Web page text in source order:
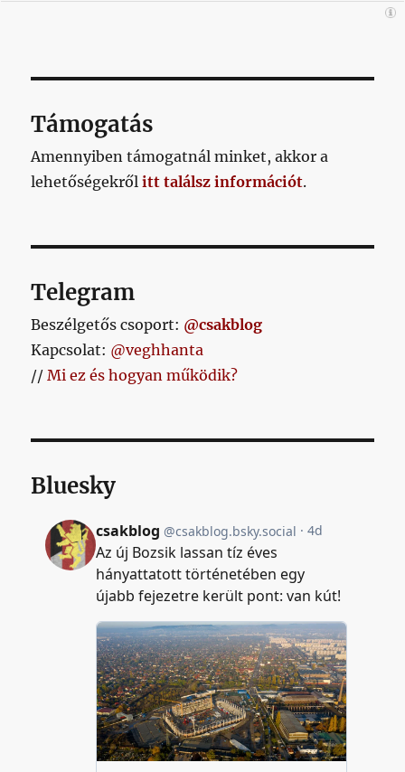
Támogatás
Amennyiben támogatnál minket, akkor a
lehetőségekrőlitt találsz információt.
Telegram
Beszélgetős csoport: @csakblog
Kapcsolat: @veghhanta
//Mi ez és hogyan működik?
Bluesky